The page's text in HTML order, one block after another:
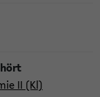
II (Kl)